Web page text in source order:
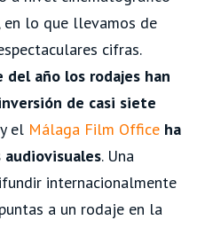
en lo que llevamos de
cifras.
año los rodajes han
de casi siete
el Málaga Film Office ha
. Una
internacionalmente
a un rodaje en la